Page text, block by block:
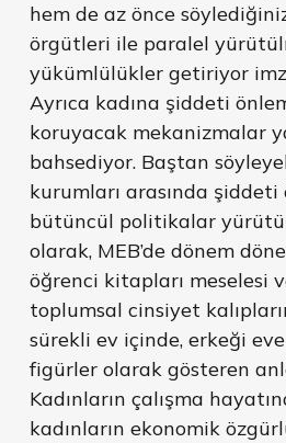
hem de az önce
örgütleri ile paralel
yükümlülükler getiriyor
Ayrıca kadına şiddeti
koruyacak mekanizmalar
bahsediyor. Baştan
kurumları arasında şiddeti
bütüncül politikalar
olarak, MEB’de dönem
öğrenci kitapları meselesi
toplumsal cinsiyet
sürekli ev içinde, erkeği
figürler olarak gösteren
Kadınların çalışma
kadınların ekonomik